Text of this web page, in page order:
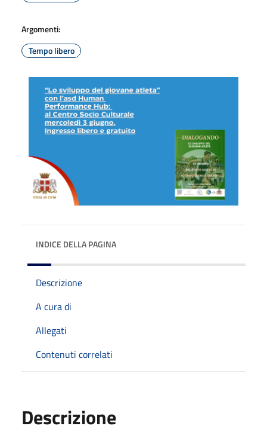
Argomenti:
Tempo libero
INDICE DELLA PAGINA
Descrizione
A cura di
Allegati
Contenuti correlati
Descrizione